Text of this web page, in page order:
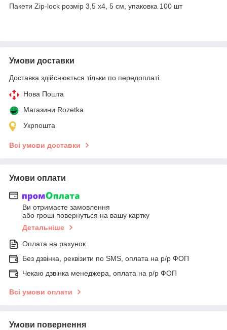
Пакети Zip-lock розмір 3,5 х4, 5 см, упаковка 100 шт
Умови доставки
Доставка здійснюється тільки по передоплаті.
Нова Пошта
Магазини Rozetka
Укрпошта
Всі умови доставки
Умови оплати
Ви отримаєте замовлення
або гроші повернуться на вашу картку
Детальніше
Оплата на рахунок
Без дзвінка, реквізити по SMS, оплата на р/р ФОП
Чекаю дзвінка менеджера, оплата на р/р ФОП
Всі умови оплати
Умови повернення